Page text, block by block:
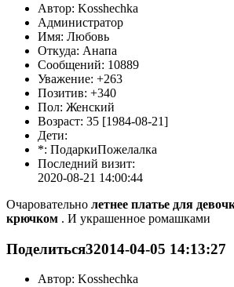
Автор: Kosshechka
Администратор
Имя: Любовь
Откуда: Анапа
Сообщений: 10889
Уважение: +263
Позитив: +340
Пол: Женский
Возраст: 35 [1984-08-21]
Дети:
*: ПодаркиПожелалка
Последний визит:
2020-08-21 14:00:44
Очаровательно летнее платье для
крючком . И украшенное ромашками
Поделиться32014-04-05 14:13:27
Автор: Kosshechka